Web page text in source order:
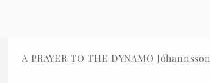
A PRAYER TO THE DYNAMO Jóhannsson